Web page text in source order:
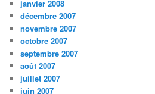
janvier 2008
décembre 2007
novembre 2007
octobre 2007
septembre 2007
août 2007
juillet 2007
juin 2007